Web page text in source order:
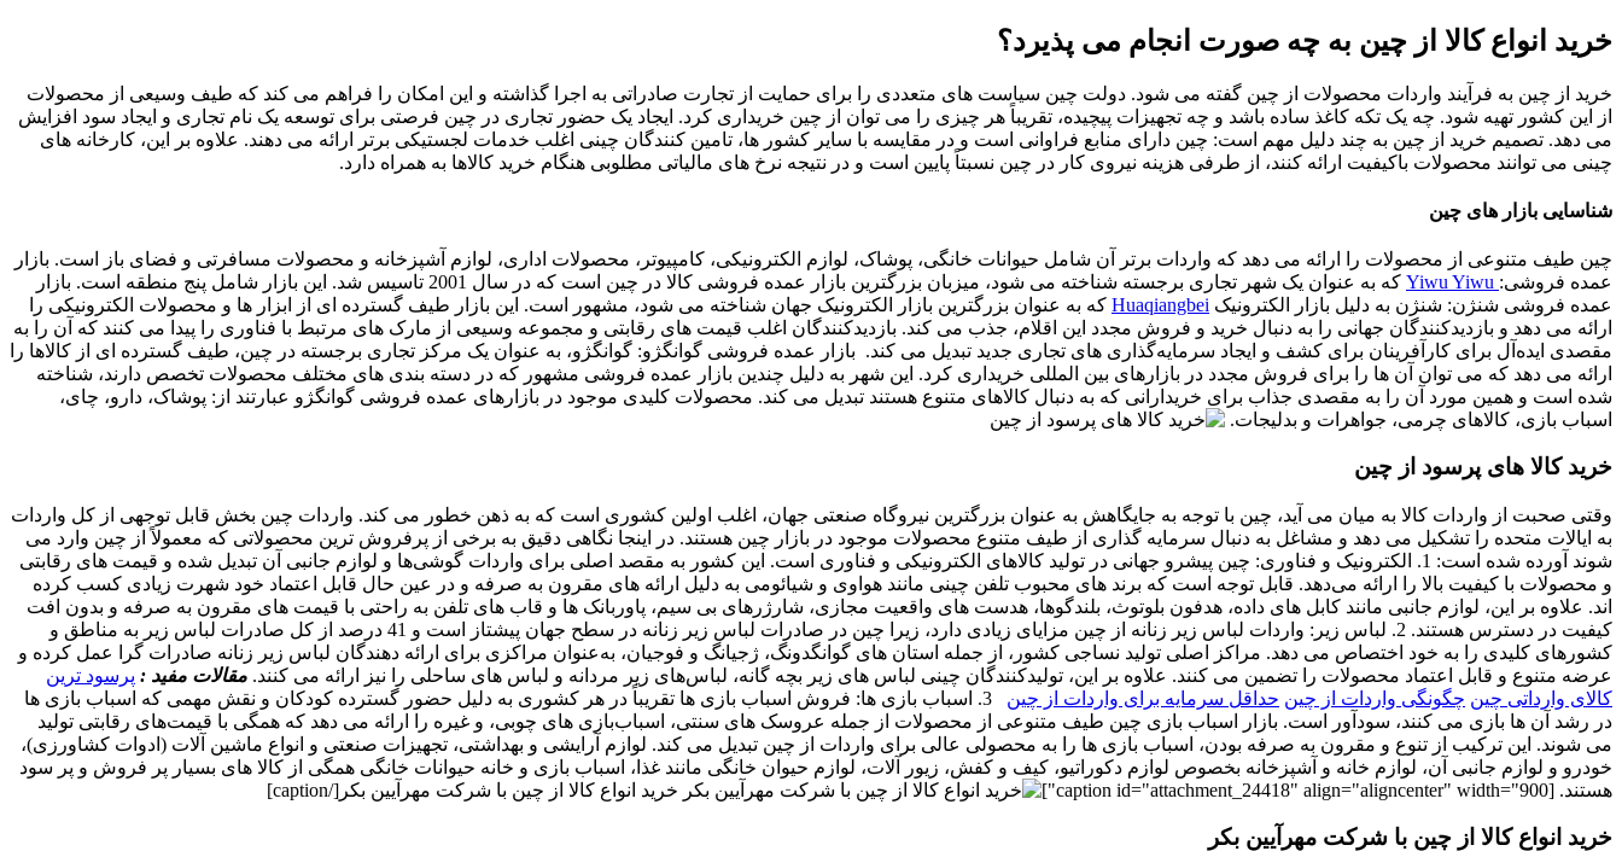
خرید انواع کالا از چین به چه صورت انجام می پذیرد؟
‏خرید از چین به فرآیند واردات محصولات از چین گفته می شود. دولت چین سیاست های متعددی را برای حمایت از تجارت صادراتی به اجرا گذاشته و این امکان را فراهم می کند که طیف وسیعی از محصولات
از این کشور تهیه شود. چه یک تکه کاغذ ساده باشد و چه تجهیزات پیچیده، تقریباً هر چیزی را می توان از چین خریداری کرد. ایجاد یک حضور تجاری در چین فرصتی برای توسعه یک نام تجاری و ایجاد سود افزایش
می دهد. ‏تصمیم خرید از چین به چند دلیل مهم است: چین دارای منابع فراوانی است و در مقایسه با سایر کشور ها، تامین کنندگان چینی اغلب خدمات لجستیکی برتر ارائه می دهند. علاوه بر این، کارخانه ‌های
چینی می ‌توانند محصولات باکیفیت ارائه کنند، از طرفی هزینه نیروی کار در چین نسبتاً پایین است و در نتیجه نرخ ‌های مالیاتی مطلوبی هنگام خرید کالاها به همراه دارد.
‏شناسایی بازار های چین
‏چین طیف متنوعی از محصولات را ارائه می دهد که واردات برتر آن شامل حیوانات خانگی، پوشاک، لوازم الکترونیکی، کامپیوتر، محصولات اداری، لوازم آشپزخانه و محصولات مسافرتی و فضای باز است. ‏بازار
عمده فروشی:
که به عنوان یک شهر تجاری برجسته شناخته می شود، میزبان بزرگترین بازار عمده فروشی کالا در چین است که در سال 2001 تاسیس شد. این بازار شامل پنج منطقه است. بازار
عمده فروشی شنژن: شنژن به دلیل بازار الکترونیک Huaqiangbei که به عنوان بزرگترین بازار الکترونیک جهان شناخته می شود، مشهور است. این بازار طیف گسترده ای از ابزار ها و محصولات الکترونیکی را
ارائه می دهد و بازدیدکنندگان جهانی را به دنبال خرید و فروش مجدد این اقلام، جذب می کند. بازدیدکنندگان اغلب قیمت ‌های رقابتی و مجموعه وسیعی از مارک ‌های مرتبط با فناوری را پیدا می ‌کنند که آن را به
مقصدی ایده‌آل برای کارآفرینان برای کشف و ایجاد سرمایه‌گذاری ‌های تجاری جدید تبدیل می ‌کند. ‏ بازار عمده فروشی گوانگژو: گوانگژو، به عنوان یک مرکز تجاری برجسته در چین، طیف گسترده ای از کالاها را
ارائه می دهد که می توان آن ها را برای فروش مجدد در بازارهای بین المللی خریداری کرد. این شهر به دلیل چندین بازار عمده فروشی مشهور که در دسته بندی های مختلف محصولات تخصص دارند، شناخته
شده است و همین مورد آن را به مقصدی جذاب برای خریدارانی که به دنبال کالاهای متنوع هستند تبدیل می کند. محصولات کلیدی موجود در بازارهای عمده فروشی گوانگژو عبارتند از: پوشاک، دارو، چای،
اسباب بازی، کالاهای چرمی، جواهرات و بدلیجات.
خرید کالا های پرسود از چین
وقتی صحبت از واردات کالا به میان می آید، چین با توجه به جایگاهش به عنوان بزرگترین نیروگاه صنعتی جهان، اغلب اولین کشوری است که به ذهن خطور می کند. واردات چین بخش قابل توجهی از کل واردات
به ایالات متحده را تشکیل می دهد و مشاغل به دنبال سرمایه گذاری از طیف متنوع محصولات موجود در بازار چین هستند. در اینجا نگاهی دقیق به برخی از پرفروش ترین محصولاتی که معمولاً از چین وارد می
شوند آورده شده است: ‏1. الکترونیک و فناوری: چین پیشرو جهانی در تولید کالاهای الکترونیکی و فناوری است. این کشور به مقصد اصلی برای واردات گوشی‌ها و لوازم جانبی آن تبدیل شده و قیمت ‌های رقابتی
و محصولات با کیفیت بالا را ارائه می‌دهد. قابل توجه است که برند های محبوب تلفن چینی مانند هواوی و شیائومی به دلیل ارائه ‌های مقرون به صرفه و در عین حال قابل اعتماد خود شهرت زیادی کسب کرده‌
اند. علاوه بر این، لوازم جانبی مانند کابل های داده، هدفون بلوتوث، بلندگوها، هدست های واقعیت مجازی، شارژرهای بی سیم، پاوربانک ها و قاب های تلفن به راحتی با قیمت های مقرون به صرفه و بدون افت
کیفیت در دسترس هستند. ‏2. لباس زیر: واردات لباس زیر زنانه از چین مزایای زیادی دارد، زیرا چین در صادرات لباس زیر زنانه در سطح جهان پیشتاز است و 41 درصد از کل صادرات لباس زیر به مناطق و
کشورهای کلیدی را به خود اختصاص می دهد. مراکز اصلی تولید نساجی کشور، از جمله استان‌ های گوانگدونگ، ژجیانگ و فوجیان، به‌عنوان مراکزی برای ارائه‌ دهندگان لباس زیر زنانه صادرات‌ گرا عمل کرده و
عرضه متنوع و قابل اعتماد محصولات را تضمین می‌ کنند. علاوه بر این، تولیدکنندگان چینی لباس‌ های زیر بچه‌ گانه، لباس‌های زیر مردانه و لباس ‌های ساحلی را نیز ارائه می ‌کنند. مقالات مفید : پرسود ترین
کالای وارداتی چین چگونگی واردات از چین حداقل سرمایه برای واردات از چین
‏3. اسباب بازی ها: فروش اسباب ‌بازی ‌ها تقریباً در هر کشوری به دلیل حضور گسترده کودکان و نقش مهمی که اسباب ‌بازی‌ ها
در رشد آن ها بازی می ‌کنند، سودآور است. بازار اسباب ‌بازی چین طیف متنوعی از محصولات از جمله عروسک ‌های سنتی، اسباب‌بازی ‌های چوبی، و غیره را ارائه می دهد که همگی با قیمت‌های رقابتی تولید
می‌ شوند. این ترکیب از تنوع و مقرون به صرفه بودن، اسباب بازی ها را به محصولی عالی برای واردات از چین تبدیل می کند. لوازم آرایشی و بهداشتی، تجهیزات صنعتی و انواع ماشین آلات (ادوات کشاورزی)،
خودرو و لوازم جانبی آن، لوازم خانه و آشپزخانه بخصوص لوازم دکوراتیو، کیف و کفش، زیور آلات، لوازم حیوان خانگی مانند غذا، اسباب بازی و خانه حیوانات خانگی همگی از کالا های بسیار پر فروش و پر سود
هستند. [caption id="attachment_24418" align="aligncenter" width="900"]
خرید انواع کالا از چین با شرکت مهرآیین بکر[/caption]
خرید انواع کالا از چین با شرکت مهرآیین بکر